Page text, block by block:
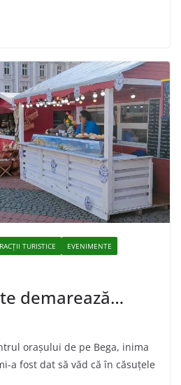
TURISTICE EVENIMENTE
demarează…
orașului de pe Bega, inima
a fost dat să văd că în căsuțele